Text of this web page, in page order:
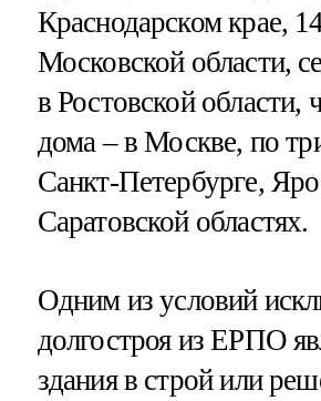
Краснодарском крае,
Московской области,
в Ростовской области,
дома – в Москве, по
Санкт-Петербурге,
Саратовской областях.
Одним из условий
долгостроя из ЕРПО
здания в строй или